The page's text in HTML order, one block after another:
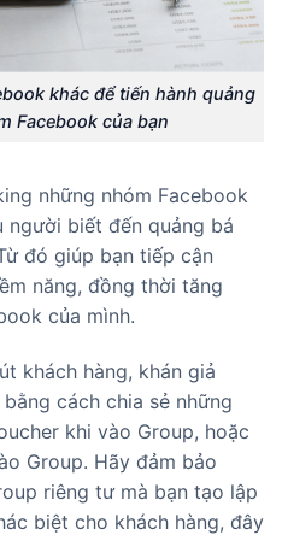
khác để tiến hành quảng
Facebook của bạn
những nhóm Facebook
người biết đến quảng bá
đó giúp bạn tiếp cận
năng, đồng thời tăng
của mình.
khách hàng, khán giả
cách chia sẻ những
khi vào Group, hoặc
Group. Hãy đảm bảo
riêng tư mà bạn tạo lập
biệt cho khách hàng, đây